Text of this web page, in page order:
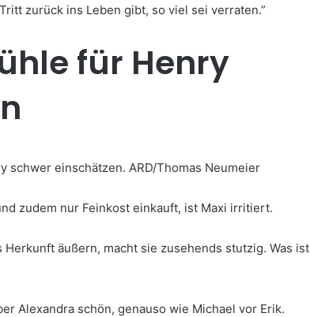
zurück ins Leben gibt, so viel sei verraten.”
für Henry
zudem nur Feinkost einkauft, ist Maxi irritiert.
äußern, macht sie zusehends stutzig. Was ist
Alexandra schön, genauso wie Michael vor Erik.